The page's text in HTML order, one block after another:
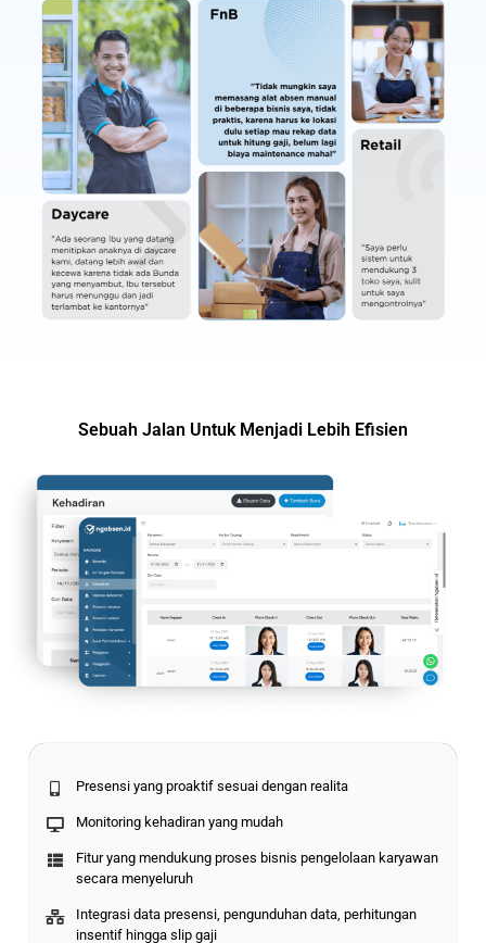
Sebuah Jalan Untuk Menjadi Lebih Efisien
Presensi yang proaktif sesuai dengan realita
Monitoring kehadiran yang mudah
Fitur yang mendukung proses bisnis pengelolaan karyawan
secara menyeluruh
Integrasi data presensi, pengunduhan data, perhitungan
insentif hingga slip gaji